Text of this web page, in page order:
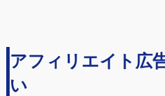
アフィリエイト広
い